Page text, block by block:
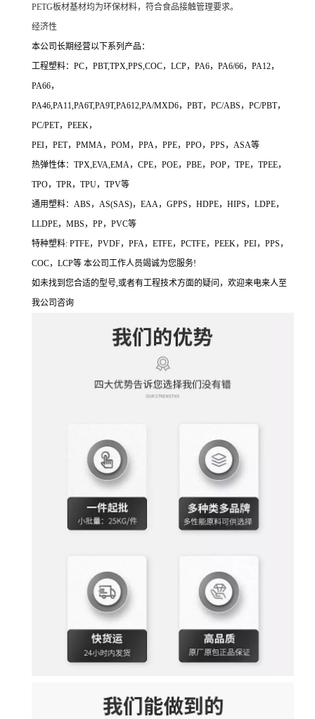
PETG板材基材均为环保材料，符合食品接触管理要求。
经济性
本公司长期经营以下系列产品：
工程塑料：PC，PBT,TPX,PPS,COC，LCP，PA6，PA6/66，PA12，
PA66，
PA46,PA11,PA6T,PA9T,PA612,PA/MXD6，PBT，PC/ABS，PC/PBT，
PC/PET，PEEK，
PEI，PET，PMMA，POM，PPA，PPE，PPO，PPS，ASA等
热弹性体：TPX,EVA,EMA，CPE，POE，PBE，POP，TPE，TPEE，
TPO，TPR，TPU，TPV等
通用塑料：ABS，AS(SAS)，EAA，GPPS，HDPE，HIPS，LDPE，
LLDPE，MBS，PP，PVC等
特种塑料: PTFE，PVDF，PFA，ETFE，PCTFE，PEEK，PEI，PPS，
COC，LCP等 本公司工作人员竭诚为您服务!
如未找到您合适的型号,或者有工程技术方面的疑问，欢迎来电来人至
我公司咨询